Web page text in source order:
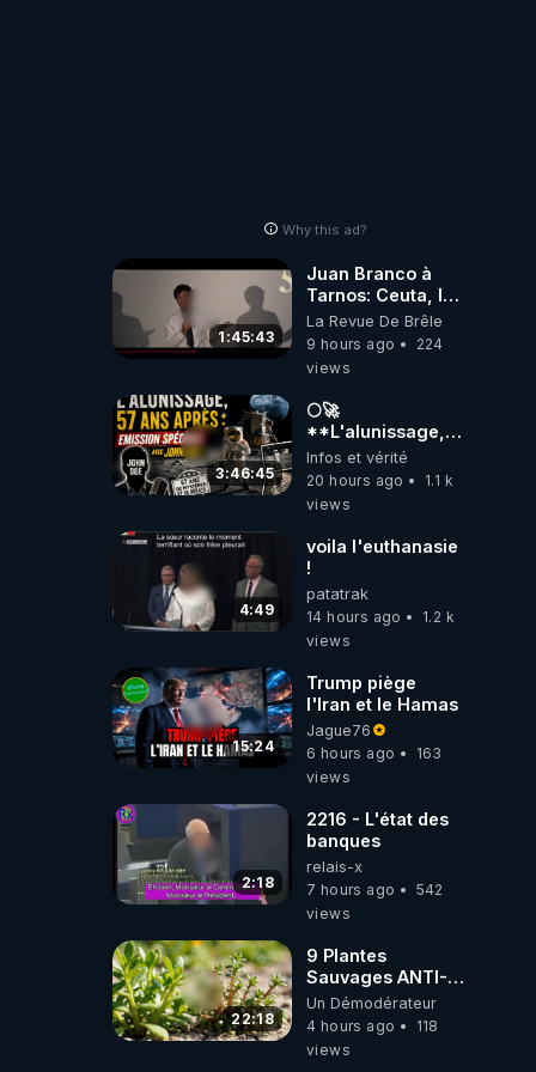
Why this ad?
1:45:43
Juan Branco à
Tarnos: Ceuta, le
narcotrafic et le
pouvoir en France
La Revue De Brêle
9 hours ago
224
views
3:46:45
🌕🚀
**L'alunissage,
57 ans après :
Émission spéciale
avec John Doe
Infos et vérité
20 hours ago
1.1 k
views
4:49
voila l'euthanasie
!
patatrak
14 hours ago
1.2 k
views
15:24
Trump piège
l'Iran et le Hamas
Jague76
6 hours ago
163
views
2:18
2216 - L'état des
banques
relais-x
7 hours ago
542
views
22:18
9 Plantes
Sauvages ANTI-
FAMINE: ces
Ressources
Un Démodérateur
4 hours ago
118
views